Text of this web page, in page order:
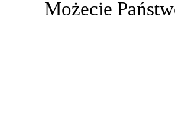
Możecie